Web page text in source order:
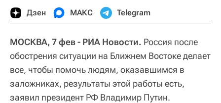
Дзен МАКС Telegram
МОСКВА, 7 фев - РИА Новости. Россия после
обострения ситуации на Ближнем Востоке делает
все, чтобы помочь людям, оказавшимся в
заложниках, результаты этой работы есть,
заявил президент РФ Владимир Путин.